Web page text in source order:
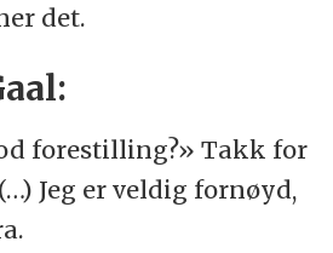
det.
forestilling?» Takk for
Jeg er veldig fornøyd,